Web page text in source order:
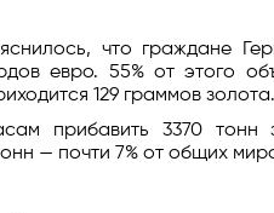
что граждане
евро. 55% от этого
129 граммов золота.
прибавить 3370 тонн
— почти 7% от общих